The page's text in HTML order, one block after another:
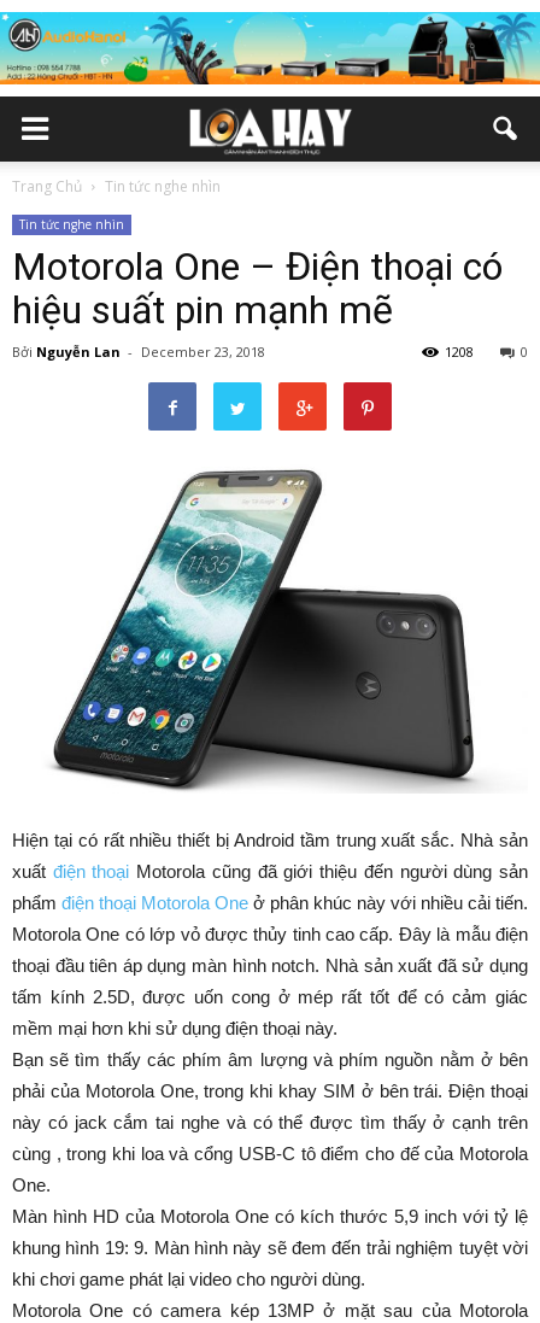
Trang Chủ Tin tức nghe nhìn
Tin tức nghe nhìn
Motorola One – Điện thoại có
hiệu suất pin mạnh mẽ
Bởi Nguyễn Lan - December 23, 2018 0
1208
Hiện tại có rất nhiều thiết bị Android tầm trung xuất sắc. Nhà sản
xuất điện thoại Motorola cũng đã giới thiệu đến người dùng sản
phẩm điện thoại Motorola One ở phân khúc này với nhiều cải tiến.
Motorola One có lớp vỏ được thủy tinh cao cấp. Đây là mẫu điện
thoại đầu tiên áp dụng màn hình notch. Nhà sản xuất đã sử dụng
tấm kính 2.5D, được uốn cong ở mép rất tốt để có cảm giác
mềm mại hơn khi sử dụng điện thoại này.
Bạn sẽ tìm thấy các phím âm lượng và phím nguồn nằm ở bên
phải của Motorola One, trong khi khay SIM ở bên trái. Điện thoại
này có jack cắm tai nghe và có thể được tìm thấy ở cạnh trên
cùng , trong khi loa và cổng USB-C tô điểm cho đế của Motorola
One.
Màn hình HD của Motorola One có kích thước 5,9 inch với tỷ lệ
khung hình 19: 9. Màn hình này sẽ đem đến trải nghiệm tuyệt vời
khi chơi game phát lại video cho người dùng.
Motorola One có camera kép 13MP ở mặt sau của Motorola